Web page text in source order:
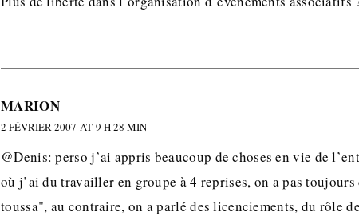
MARION
2 FÉVRIER 2007 AT 9 H 28 MIN
@Denis: perso j’ai appris beaucoup de choses en vie de
où j’ai du travailler en groupe à 4 reprises, on a pas
toussa", au contraire, on a parlé des licenciements, du rôle